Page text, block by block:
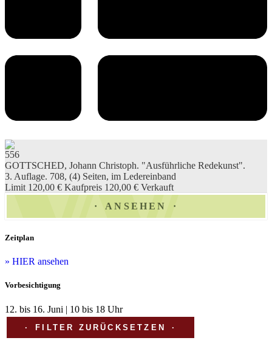
556
GOTTSCHED, Johann Christoph. "Ausführliche Redekunst".
3. Auflage. 708, (4) Seiten, im Ledereinband
Limit 120,00 € Kaufpreis 120,00 € Verkauft
ANSEHEN
Zeitplan
» HIER ansehen
Vorbesichtigung
12. bis 16. Juni | 10 bis 18 Uhr
FILTER ZURÜCKSETZEN